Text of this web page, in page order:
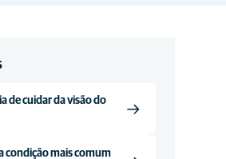
de cuidar da visão do
condição mais comum